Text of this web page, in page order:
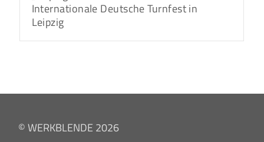
Internationale Deutsche Turnfest in
Leipzig
© WERKBLENDE 2026